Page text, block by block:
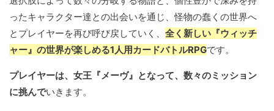
ったキャラクター達との出会いを通じ、怪物の蠢くの世界へ
とプレイヤーを再び呼び戻していく、 全く新しい『ウィッチ
ャー』の世界が楽しめる1人用カードバトルRPGです。
プレイヤーは、女王『メーヴ』となって、数々のミッション
に挑んでいきます。